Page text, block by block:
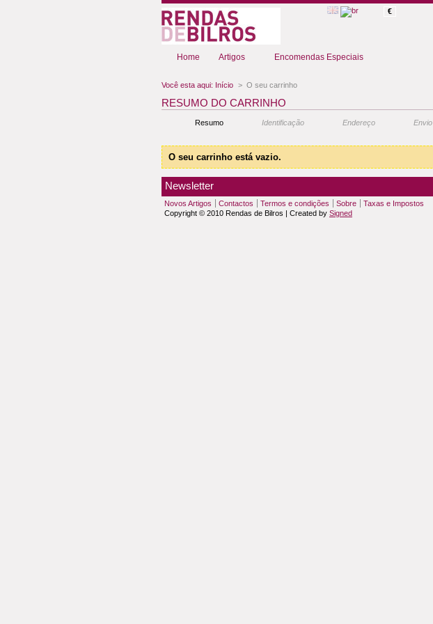
€
Home Artigos Encomendas Especiais
Você esta aqui: Início > O seu carrinho
RESUMO DO CARRINHO
Resumo Identificação Endereço Envio
O seu carrinho está vazio.
Newsletter
Novos Artigos Contactos Termos e condições Sobre
Taxas e Impostos
Copyright © 2010 Rendas de Bilros | Created by Signed